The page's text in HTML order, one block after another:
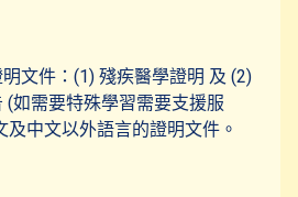
文件：(1) 殘疾醫學證明 及 (2)
(如需要特殊學習需要支援服
中文以外語言的證明文件。